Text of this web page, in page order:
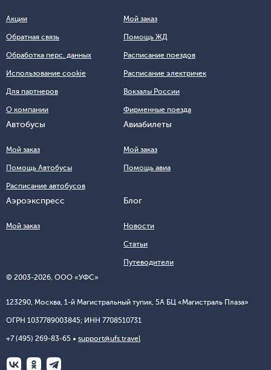
© 2003-2026, ООО «УФС»
123290, Москва, 1-й Магистральный тупик, 5А БЦ «Магистраль Плаза»
ОГРН 1037789003845; ИНН 7708510731
+7 (495) 269-83-65 support@ufs.travel
Акции
Обратная связь
Обработка перс. данных
Использование cookie
Для партнеров
О компании
Мой заказ
Помощь ЖД
Расписание поездов
Расписание электричек
Вокзалы России
Фирменные поезда
Автобусы
Мой заказ
Помощь Автобусы
Расписание автобусов
Авиабилеты
Мой заказ
Помощь авиа
Аэроэкспресс
Мой заказ
Блог
Новости
Статьи
Путеводители